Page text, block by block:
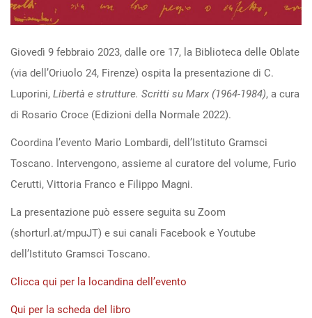
Open
Giovedì 9 febbraio 2023, dalle ore 17, la Biblioteca delle Oblate
(via dell’Oriuolo 24, Firenze) ospita la presentazione di C.
Luporini, Libertà e strutture. Scritti su Marx (1964-1984), a cura
di Rosario Croce (Edizioni della Normale 2022).
Coordina l’evento Mario Lombardi, dell’Istituto Gramsci
Toscano. Intervengono, assieme al curatore del volume, Furio
Cerutti, Vittoria Franco e Filippo Magni.
La presentazione può essere seguita su Zoom
(shorturl.at/mpuJT) e sui canali Facebook e Youtube
dell’Istituto Gramsci Toscano.
Clicca qui per la locandina dell’evento
Qui per la scheda del libro